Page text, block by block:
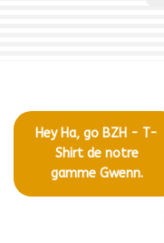
Hey Ha, go BZH - T-
Shirt de notre
gamme Gwenn.